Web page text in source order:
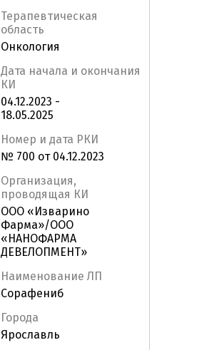
Терапевтическая
область
Онкология
Дата начала и окончания
КИ
04.12.2023 -
18.05.2025
Номер и дата РКИ
№ 700 от 04.12.2023
Организация,
проводящая КИ
ООО «Изварино
Фарма»/ООО
«НАНОФАРМА
ДЕВЕЛОПМЕНТ»
Наименование ЛП
Сорафениб
Города
Ярославль